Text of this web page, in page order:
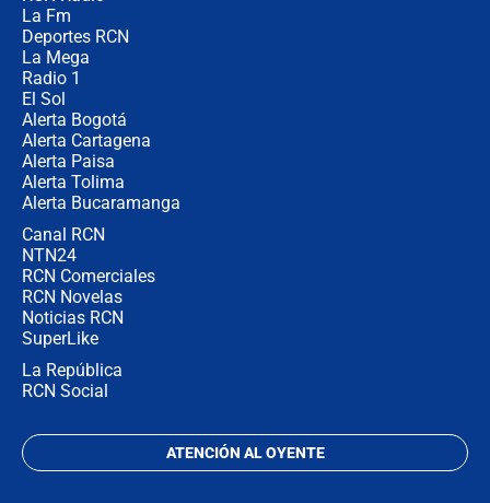
La Fm
Deportes RCN
La Mega
Radio 1
El Sol
Alerta Bogotá
Alerta Cartagena
Alerta Paisa
Alerta Tolima
Alerta Bucaramanga
Canal RCN
NTN24
RCN Comerciales
RCN Novelas
Noticias RCN
SuperLike
La República
RCN Social
ATENCIÓN AL OYENTE